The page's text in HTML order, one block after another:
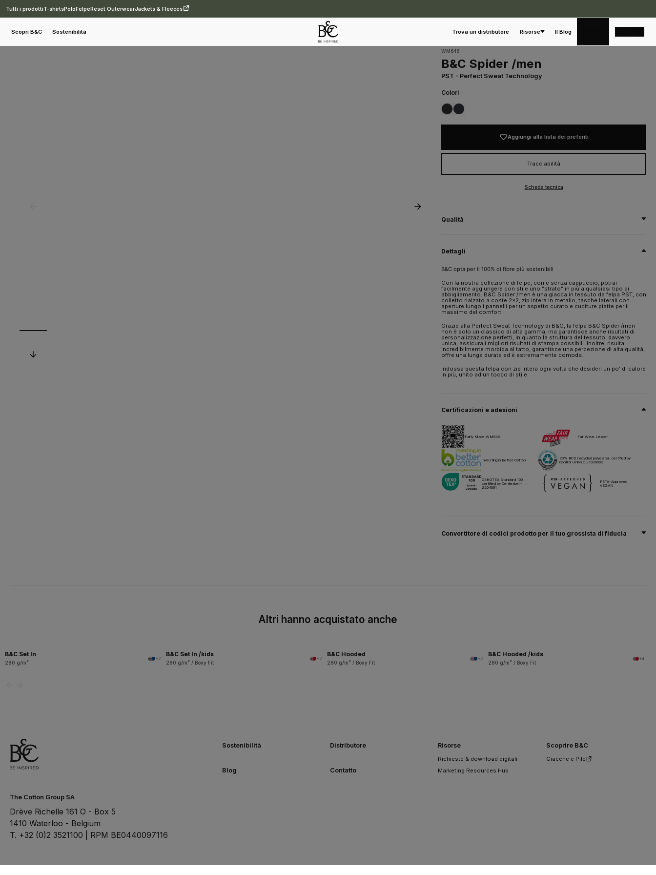
Tutti i prodottiT-shirtsPoloFelpeReset OuterwearJackets & Fleeces
Scopri B&C Sostenibilità Trova un distributore Risorse Il Blog
WM646
B&C Spider /men
PST - Perfect Sweat Technology
Colori
Aggiungi alla lista dei preferiti
Tracciabilità
Scheda tecnica
Qualità
80% cotone pettinato ritorto ad anello (ring-spun)(investing in Better
Cotton*) - 20% poliestere riciclato - certificato RCS
*Acquistando questo prodotto da B&C, promuovete una produzione più
Taglia
S,M,L,XL,2XL,3XL
Peso
280 g/m²
Imballaggio
5 pz/pacco & 20 pz/cartone
Dettagli
B&C opta per il 100% di fibre più sostenibili
Con la nostra collezione di felpe, con e senza cappuccio, potrai
facilmente aggiungere con stile uno “strato” in più a qualsiasi tipo di
abbigliamento. B&C Spider /men è una giacca in tessuto da felpa PST, con
colletto rialzato a coste 2x2, zip intera in metallo, tasche laterali con
aperture lungo i pannelli per un aspetto curato e cuciture piatte per il
massimo del comfort.
Grazie alla Perfect Sweat Technology di B&C, la felpa B&C Spider /men
non è solo un classico di alta gamma, ma garantisce anche risultati di
personalizzazione perfetti, in quanto la struttura del tessuto, davvero
unica, assicura i migliori risultati di stampa possibili. Inoltre, risulta
incredibilmente morbida al tatto, garantisce una percezione di alta qualità,
offre una lunga durata ed è estremamente comoda.
Indossa questa felpa con zip intera ogni volta che desideri un po’ di calore
in più, unito ad un tocco di stile.
Certificazioni e adesioni
Fairly Made WM646 Fair Wear Leader
Investing in Better Cotton
20% RCS recycled polyester, certified by
Control Union CU1030092
OEKOTEX Standard 100
certified by Centexbel -
2204091
PETA-Approved
VEGAN
Convertitore di codici prodotto per il tuo grossista di fiducia
Altri hanno acquistato anche
B&C Set In
280 g/m²
+2
B&C Set In /kids
280 g/m² / Boxy Fit
+2
B&C Hooded
280 g/m² / Boxy Fit
+2
B&C Hooded /kids
280 g/m² / Boxy Fit
+4
The Cotton Group SA
Drève Richelle 161 O - Box 5
1410 Waterloo - Belgium
T. +32 (0)2 3521100 | RPM BE0440097116
Sostenibilità
Blog
Distributore
Contatto
Risorse
Richieste & download digitali
Marketing Resources Hub
Scoprire B&C
Giacche e Pile